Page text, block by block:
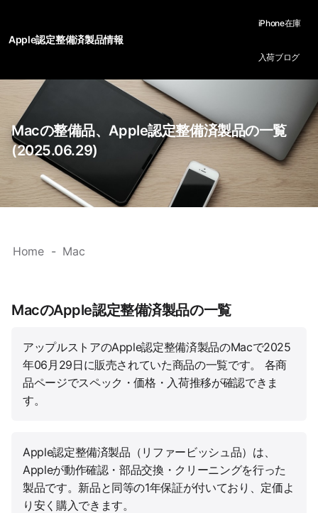
Apple認定整備済製品情報
iPhone在庫
入荷ブログ
Macの整備品、Apple認定整備済製品の一覧
(2025.06.29)
Home Mac
MacのApple認定整備済製品の一覧
アップルストアのApple認定整備済製品のMacで2025
年06月29日に販売されていた商品の一覧です。 各商
品ページでスペック・価格・入荷推移が確認できま
す。
Apple認定整備済製品（リファービッシュ品）は、
Appleが動作確認・部品交換・クリーニングを行った
製品です。新品と同等の1年保証が付いており、定価よ
り安く購入できます。